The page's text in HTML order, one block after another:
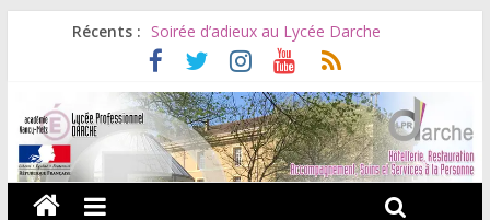
Récents : Soirée d’adieux au Lycée Darche
Les ULiS en haut du podium
Océane et la promotion du bénévolat
Bonnes vacances à tous !
Infos rentrée septembre 2026